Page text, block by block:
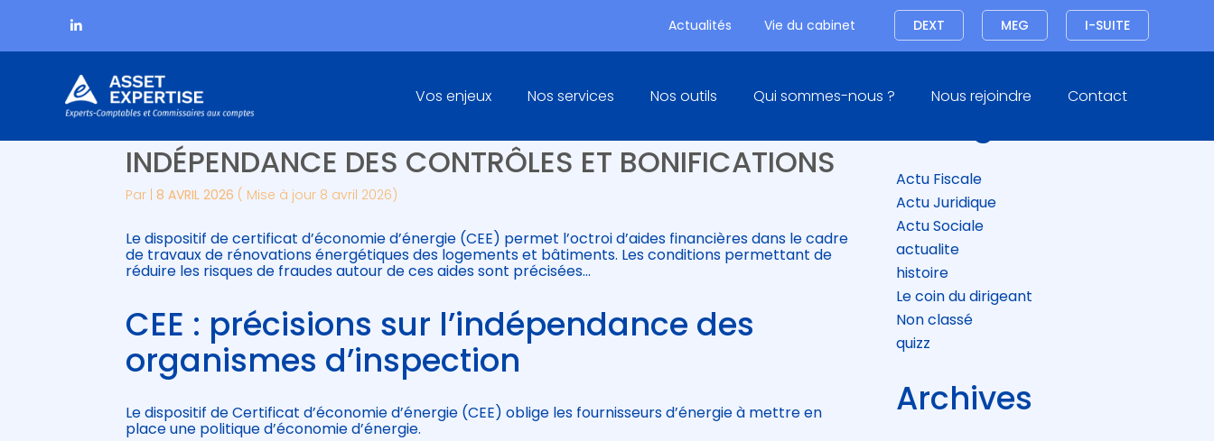
Actualités Vie du cabinet Connexion I-SUITE
MEG
DEXT
Aller
au
Principal
Vos enjeux Nos services Nos outils Qui sommes-nous ? Nous rejoindre Contact
CERTIFICAT D’ÉCONOMIE D’ÉNERGIE :
INDÉPENDANCE DES CONTRÔLES ET BONIFICATIONS
Par |8 AVRIL 2026 ( Mise à jour 8 avril 2026)
Le dispositif de certificat d’économie d’énergie (CEE) permet l’octroi d’aides financières dans le cadre
de travaux de rénovations énergétiques des logements et bâtiments. Les conditions permettant de
réduire les risques de fraudes autour de ces aides sont précisées…
CEE : précisions sur l’indépendance des
organismes d’inspection
Le dispositif de Certificat d’économie d’énergie (CEE) oblige les fournisseurs d’énergie à mettre en
place une politique d’économie d’énergie.
Blog
Actu Fiscale
Actu Juridique
Actu Sociale
actualite
histoire
Le coin du dirigeant
Non classé
quizz
Archives